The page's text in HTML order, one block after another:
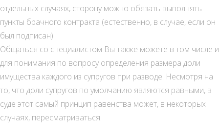
отдельных случаях, сторону можно обязать выполнять
пункты брачного контракта (естественно, в случае, если он
был подписан).
Общаться со специалистом Вы также можете в том числе и
для понимания по вопросу определения размера доли
имущества каждого из супругов при разводе. Несмотря на
то, что доли супругов по умолчанию являются равными, в
суде этот самый принцип равенства может, в некоторых
случаях, пересматриваться.